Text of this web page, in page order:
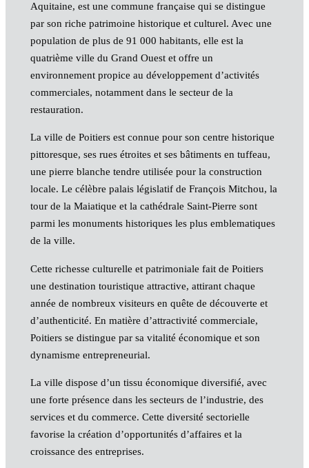
Aquitaine, est une commune française qui se distingue
par son riche patrimoine historique et culturel. Avec une
population de plus de 91 000 habitants, elle est la
quatrième ville du Grand Ouest et offre un
environnement propice au développement d’activités
commerciales, notamment dans le secteur de la
restauration.
La ville de Poitiers est connue pour son centre historique
pittoresque, ses rues étroites et ses bâtiments en tuffeau,
une pierre blanche tendre utilisée pour la construction
locale. Le célèbre palais législatif de François Mitchou, la
tour de la Maiatique et la cathédrale Saint-Pierre sont
parmi les monuments historiques les plus emblematiques
de la ville.
Cette richesse culturelle et patrimoniale fait de Poitiers
une destination touristique attractive, attirant chaque
année de nombreux visiteurs en quête de découverte et
d’authenticité. En matière d’attractivité commerciale,
Poitiers se distingue par sa vitalité économique et son
dynamisme entrepreneurial.
La ville dispose d’un tissu économique diversifié, avec
une forte présence dans les secteurs de l’industrie, des
services et du commerce. Cette diversité sectorielle
favorise la création d’opportunités d’affaires et la
croissance des entreprises.